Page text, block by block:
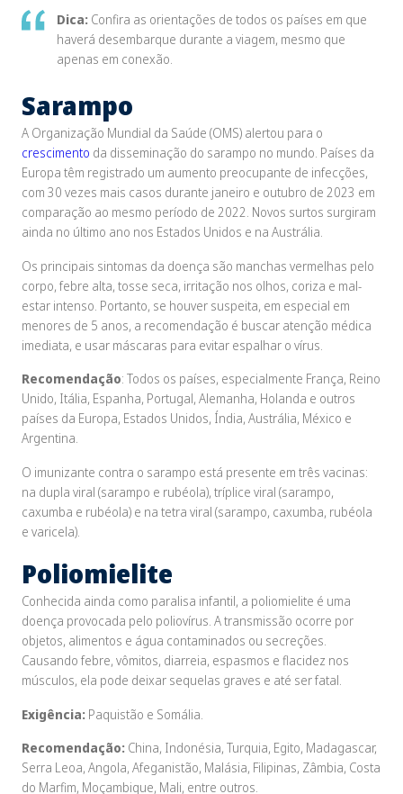
Dica:Confira as orientações de todos os países em que
haverá desembarque durante a viagem, mesmo que
apenas em conexão.
Sarampo
A Organização Mundial da Saúde (OMS) alertou para o
crescimento da disseminação do sarampo no mundo. Países da
Europa têm registrado um aumento preocupante de infecções,
com 30 vezes mais casos durante janeiro e outubro de 2023 em
comparação ao mesmo período de 2022. Novos surtos surgiram
ainda no último ano nos Estados Unidos e na Austrália.
Os principais sintomas da doença são manchas vermelhas pelo
corpo, febre alta, tosse seca, irritação nos olhos, coriza e mal-
estar intenso. Portanto, se houver suspeita, em especial em
menores de 5 anos, a recomendação é buscar atenção médica
imediata, e usar máscaras para evitar espalhar o vírus.
Recomendação: Todos os países, especialmente França, Reino
Unido, Itália, Espanha, Portugal, Alemanha, Holanda e outros
países da Europa, Estados Unidos, Índia, Austrália, México e
Argentina.
O imunizante contra o sarampo está presente em três vacinas:
na dupla viral (sarampo e rubéola), tríplice viral (sarampo,
caxumba e rubéola) e na tetra viral (sarampo, caxumba, rubéola
e varicela).
Poliomielite
Conhecida ainda como paralisa infantil, a poliomielite é uma
doença provocada pelo poliovírus. A transmissão ocorre por
objetos, alimentos e água contaminados ou secreções.
Causando febre, vômitos, diarreia, espasmos e flacidez nos
músculos, ela pode deixar sequelas graves e até ser fatal.
Exigência: Paquistão e Somália.
Recomendação: China, Indonésia, Turquia, Egito, Madagascar,
Serra Leoa, Angola, Afeganistão, Malásia, Filipinas, Zâmbia, Costa
do Marfim, Moçambique, Mali, entre outros.